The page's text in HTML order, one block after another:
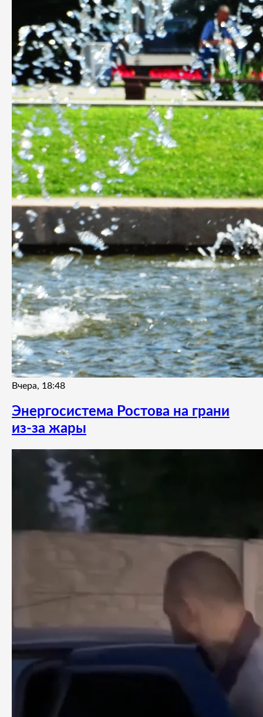
Вчера, 18:48
Энергосистема Ростова на грани
из-за жары